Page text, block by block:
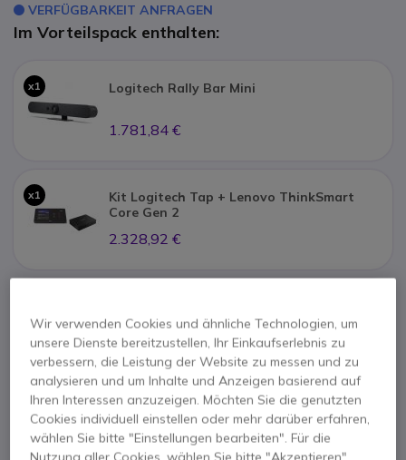
VERFÜGBARKEIT ANFRAGEN
Im Vorteilspack enthalten:
x1 Logitech Rally Bar Mini
1.781,84 €
x1
Kit Logitech Tap + Lenovo ThinkSmart
Core Gen 2
2.328,92 €
411,23 €
x1
Kimex Rollwagen für Bildschirme von 37
bis 70 Zoll
Wir verwenden Cookies und ähnliche Technologien, um
unsere Dienste bereitzustellen, Ihr Einkaufserlebnis zu
verbessern, die Leistung der Website zu messen und zu
analysieren und um Inhalte und Anzeigen basierend auf
Ihren Interessen anzuzeigen. Möchten Sie die genutzten
Cookies individuell einstellen oder mehr darüber erfahren,
wählen Sie bitte "Einstellungen bearbeiten". Für die